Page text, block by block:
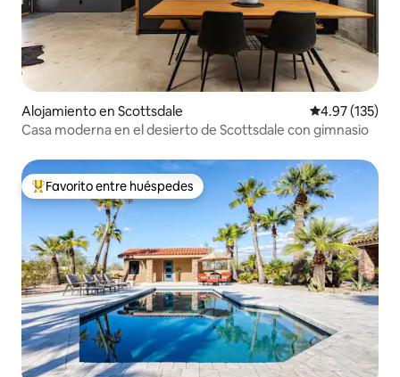
Alojamiento en Scottsdale Calificación
4.97 (135)
Casa moderna en el desierto de Scottsdale con gimnasio
Favorito entre huéspedes preferido
Favorito entre huéspedes